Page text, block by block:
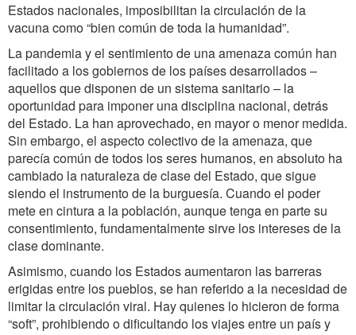
Estados nacionales, imposibilitan la circulación de la
vacuna como “bien común de toda la humanidad”.
La pandemia y el sentimiento de una amenaza común han
facilitado a los gobiernos de los países desarrollados –
aquellos que disponen de un sistema sanitario – la
oportunidad para imponer una disciplina nacional, detrás
del Estado. La han aprovechado, en mayor o menor medida.
Sin embargo, el aspecto colectivo de la amenaza, que
parecía común de todos los seres humanos, en absoluto ha
cambiado la naturaleza de clase del Estado, que sigue
siendo el instrumento de la burguesía. Cuando el poder
mete en cintura a la población, aunque tenga en parte su
consentimiento, fundamentalmente sirve los intereses de la
clase dominante.
Asimismo, cuando los Estados aumentaron las barreras
erigidas entre los pueblos, se han referido a la necesidad de
limitar la circulación viral. Hay quienes lo hicieron de forma
“soft”, prohibiendo o dificultando los viajes entre un país y